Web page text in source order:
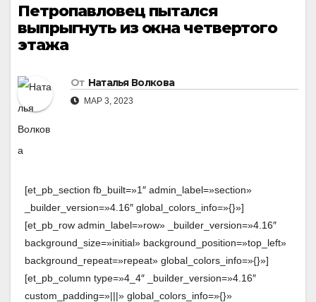
Петропавловец пытался
выпрыгнуть из окна четвертого
этажа
От Наталья Волкова
МАР 3, 2023
[et_pb_section fb_built=»1″ admin_label=»section»
_builder_version=»4.16″ global_colors_info=»{}»]
[et_pb_row admin_label=»row» _builder_version=»4.16″
background_size=»initial» background_position=»top_left»
background_repeat=»repeat» global_colors_info=»{}»]
[et_pb_column type=»4_4″ _builder_version=»4.16″
custom_padding=»|||» global_colors_info=»{}»